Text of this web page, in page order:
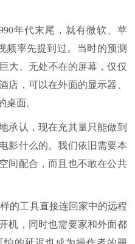
年代末尾，就有微软、苹
频率先提到过。当时的预测
大、无处不在的屏幕，仅仅
店，可以在外面的显示器、
桌面。
认，现在充其量只能做到
影什么的。我们依旧需要本
间配合，而且也不敢在公共
的工具直接连回家中的远程
机，同时也需要家和外面都